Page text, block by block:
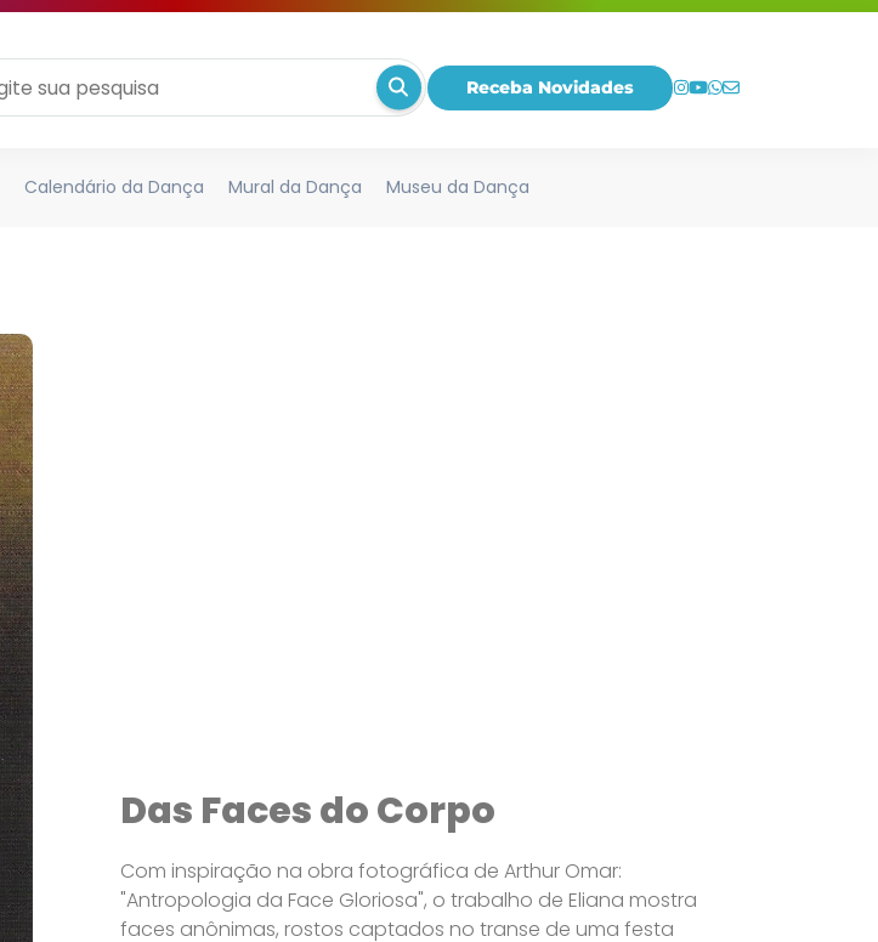
Receba Novidades
Calendário da Dança Mural da Dança Museu da Dança
Das Faces do Corpo
Com inspiração na obra fotográfica de Arthur Omar:
"Antropologia da Face Gloriosa", o trabalho de Eliana mostra
faces anônimas, rostos captados no transe de uma festa